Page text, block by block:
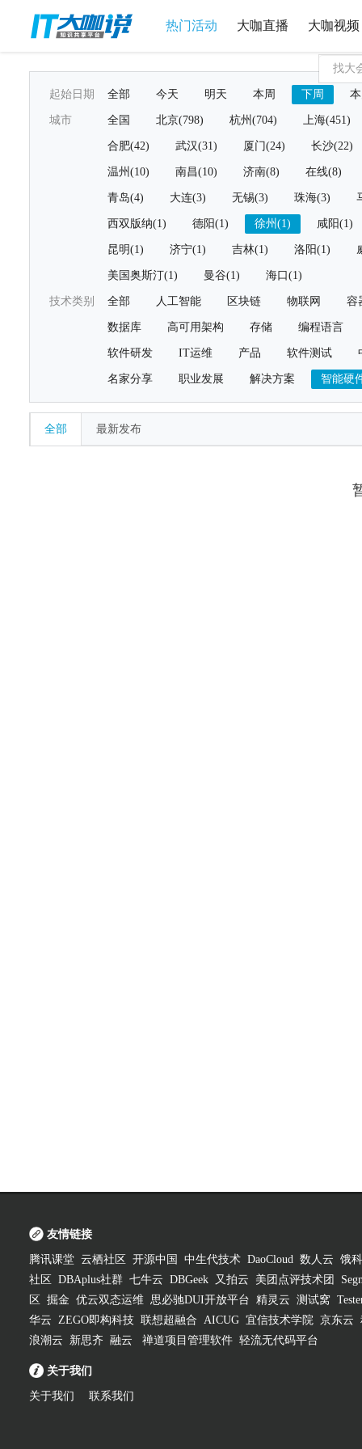
热门活动 大咖直播 大咖视频
起始日期 全部 今天 明天 本周 下周
城市 全国 北京(798) 杭州(704) 上海(451)
合肥(42) 武汉(31) 厦门(24) 长沙(22)
温州(10) 南昌(10) 济南(8) 在线(8)
青岛(4) 大连(3) 无锡(3) 珠海(3)
西双版纳(1) 德阳(1) 徐州(1) 咸阳(1)
昆明(1) 济宁(1) 吉林(1) 洛阳(1)
美国奥斯汀(1) 曼谷(1) 海口(1)
技术类别 全部 人工智能 区块链 物联网 容
数据库 高可用架构 存储 编程语言
软件研发 IT运维 产品 软件测试
名家分享 职业发展 解决方案 智能硬
全部 最新发布
友情链接
腾讯课堂 云栖社区 开源中国 中生代技术 DaoCloud 数人云 饿
社区
DBAplus社群 七牛云 DBGeek 又拍云 美团点评技术团
区
掘金 优云双态运维 思必驰DUI开放平台 精灵云 测试窝
华云 ZEGO即构科技 联想超融合 AICUG 宜信技术学院 京东云
浪潮云
新思齐 融云 禅道项目管理软件 轻流无代码平台
关于我们
关于我们 联系我们